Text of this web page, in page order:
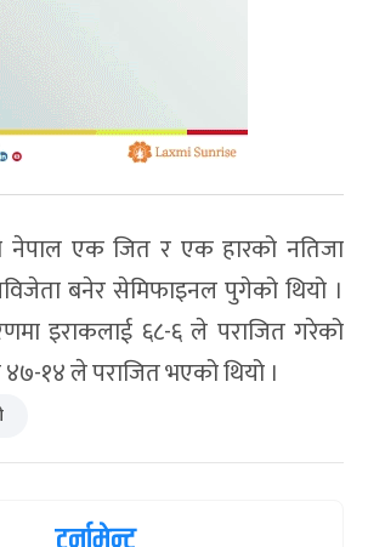
एक जित र एक हारको नतिजा
बनेर सेमिफाइनल पुगेको थियो ।
इराकलाई ६८-६ ले पराजित गरेको
१४ ले पराजित भएको थियो ।